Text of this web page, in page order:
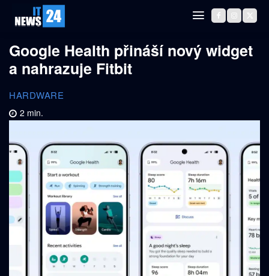
Google Health přináší nový widget
a nahrazuje Fitbit
HARDWARE
2 min.